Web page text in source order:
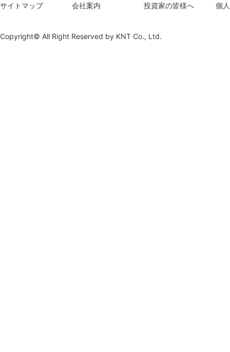
サイトマップ 会社案内 投資家の皆様へ 個
Copyright© All Right Reserved by KNT Co., Ltd.